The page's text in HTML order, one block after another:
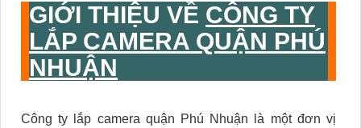
GIỚI THIỆU VỀ CÔNG TY
LẮP CAMERA QUẬN PHÚ
NHUẬN
Công ty lắp camera quận Phú Nhuận là một đơn vị